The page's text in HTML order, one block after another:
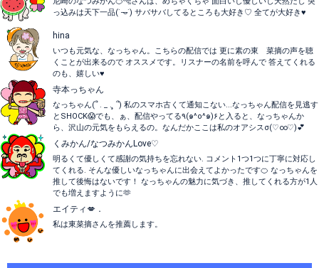
っ込みは天下一品(˙𐃷˙) サバサバしてるところも大好き♡ 全てが大好き♥️
hina
いつも元気な、なっちゃん。こちらの配信では 更に素の東 菜摘の声を聴
くことが出来るので オススメです。リスナーの名前を呼んで 答えてくれる
のも、嬉しい♥
寺本っちゃん
なっちゃん(՞ . _ . ̥ ՞) 私のスマホ古くて通知こない...なっちゃん配信を見逃す
とSHOCK😱でも、ぁ、配信やってる٩(๑^o^๑)۶と入ると、なっちゃんか
ら、沢山の元気をもらえるの。なんだかここは私のオアシスσ(♡∞♡)💕
くみかん/なつみかんLove♡
明るくて優しくて感謝の気持ちを忘れない. コメント1つ1つに丁寧に対応し
てくれる. そんな優しいなっちゃんに出会えてよかったです🍊 なっちゃんを
推して後悔はないです！ なっちゃんの魅力に気づき、推してくれる方が1人
でも増えますように🫶
エイティ💋．
私は東菜摘さんを推薦します。